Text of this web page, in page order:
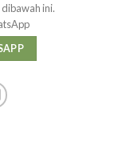
dibawah ini.